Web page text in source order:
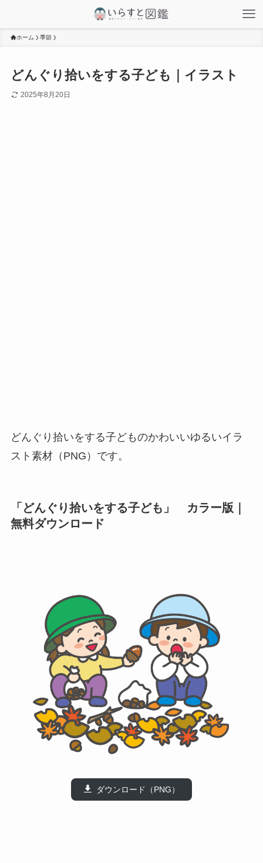
ホーム 季節
どんぐり拾いをする子ども｜イラスト
2025年8月20日
どんぐり拾いをする子どものかわいいゆるいイラ
スト素材（PNG）です。
「どんぐり拾いをする子ども」 カラー版｜
無料ダウンロード
ダウンロード（PNG）